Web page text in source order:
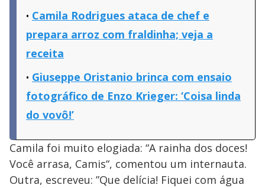
Camila Rodrigues ataca de chef e
prepara arroz com fraldinha; veja a
receita
Giuseppe Oristanio brinca com ensaio
fotográfico de Enzo Krieger: ‘Coisa linda
do vovô!’
Camila foi muito elogiada: “A rainha dos doces!
Você arrasa, Camis“, comentou um internauta.
Outra, escreveu: ”Que delícia! Fiquei com água